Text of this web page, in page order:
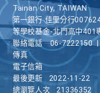
Tainan City, TAIWAN
第一銀行 佳里分行
等學校基金-北門高中401
聯絡電話
06-7222150
傳真
電子信箱
最後更新
2022-11-22
總瀏覽人次
21336352